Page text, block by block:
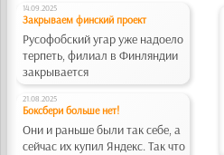
14.09.2025
Закрываем финский проект
Русофобский угар уже надоело
терпеть, филиал в Финляндии
закрывается
21.08.2025
Боксбери больше нет!
Они и раньше были так себе, а
сейчас их купил Яндекс. Так что